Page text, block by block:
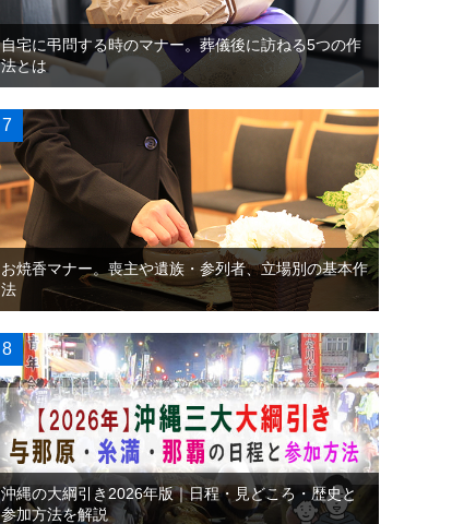
自宅に弔問する時のマナー。葬儀後に訪ねる5つの作
法とは
お焼香マナー。喪主や遺族・参列者、立場別の基本作
法
沖縄の大綱引き2026年版｜日程・見どころ・歴史と
参加方法を解説